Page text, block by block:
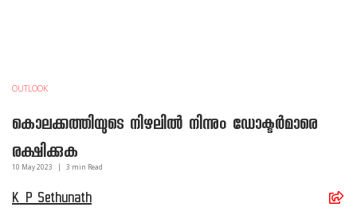
OUTLOOK
കൊലക്കത്തിയുടെ നിഴലില്‍ നിന്നും ഡോക്ടര്‍മാരെ
രക്ഷിക്കുക
10 May 2023 3 min Read
K P Sethunath